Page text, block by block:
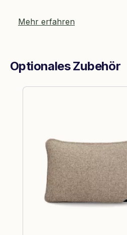
Mehr erfahren
Optionales Zubehör
Produktgalerie überspringen